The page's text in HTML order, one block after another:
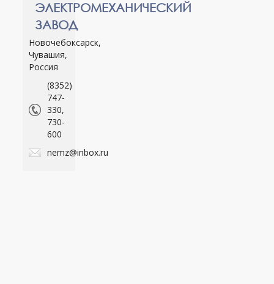
ЭЛЕКТРОМЕХАНИЧЕСКИЙ
ЗАВОД
Новочебоксарск,
Чувашия,
Россия
(8352)
747-
330,
730-
600
nemz@inbox.ru